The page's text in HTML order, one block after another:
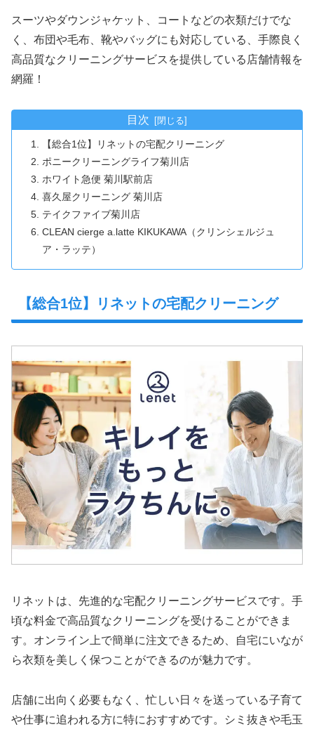
スーツやダウンジャケット、コートなどの衣類だけでな
く、布団や毛布、靴やバッグにも対応している、手際良く
高品質なクリーニングサービスを提供している店舗情報を
網羅！
目次
【総合1位】リネットの宅配クリーニング
ポニークリーニングライフ菊川店
ホワイト急便 菊川駅前店
喜久屋クリーニング 菊川店
テイクファイブ菊川店
CLEAN cierge a.latte KIKUKAWA（クリンシェルジュ
ア・ラッテ）
【総合1位】リネットの宅配クリーニング
リネットは、先進的な宅配クリーニングサービスです。手
頃な料金で高品質なクリーニングを受けることができま
す。オンライン上で簡単に注文できるため、自宅にいなが
ら衣類を美しく保つことができるのが魅力です。
店舗に出向く必要もなく、忙しい日々を送っている子育て
や仕事に追われる方に特におすすめです。シミ抜きや毛玉